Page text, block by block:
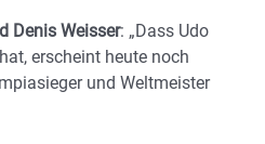
Denis Weisser: „Dass Udo
erscheint heute noch
und Weltmeister